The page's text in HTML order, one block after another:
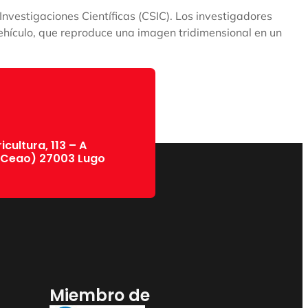
Científicas (CSIC). Los investigadores
que reproduce una imagen tridimensional en un
113 – A
27003 Lugo
Miembro de